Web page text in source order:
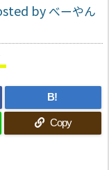
by べーやん
B!
Copy